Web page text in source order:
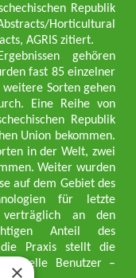
Republik
Horticultural
AGRIS zitiert.
gehören
fast 85 einzelner
Sorten gehen
Eine Reihe von
Republik
Union bekommen.
in der Welt, zwei
Weiter wurden
auf dem Gebiet des
für letzte
an den
Anteil des
die Praxis stellt die
Benutzer –
×